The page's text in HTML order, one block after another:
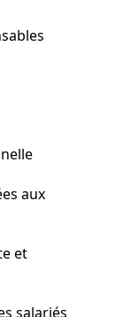
aux
et
salariés